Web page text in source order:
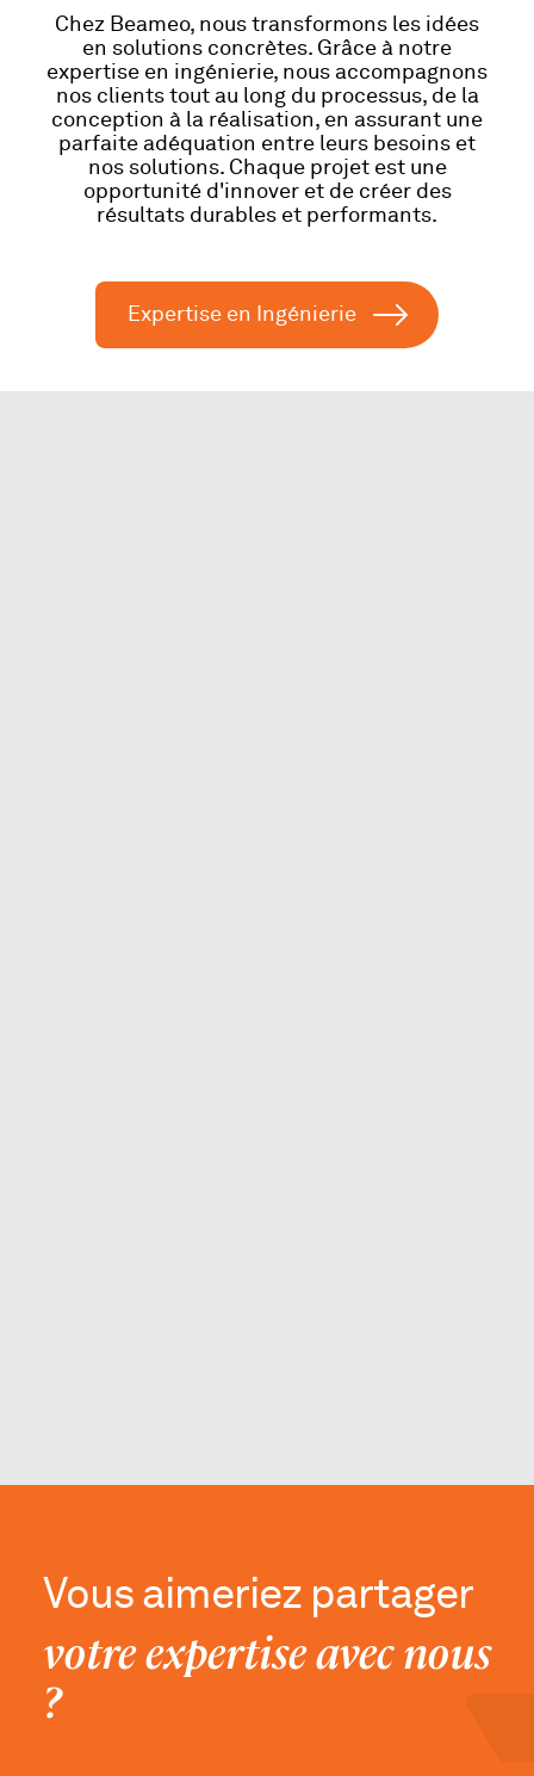
Nous joindre
Services d’urgence
Chez Beameo, nous transformons les idées
en solutions concrètes. Grâce à notre
expertise en ingénierie, nous accompagnons
nos clients tout au long du processus, de la
conception à la réalisation, en assurant une
parfaite adéquation entre leurs besoins et
nos solutions. Chaque projet est une
opportunité d'innover et de créer des
résultats durables et performants.
Expertise en Ingénierie
Vous aimeriez partager
votre expertise avec nous
?